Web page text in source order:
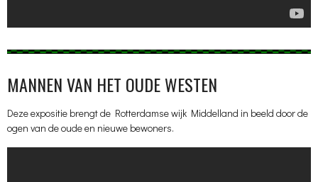
MANNEN VAN HET OUDE WESTEN
Deze expositie brengt de Rotterdamse wijk Middelland in beeld door de
ogen van de oude en nieuwe bewoners.